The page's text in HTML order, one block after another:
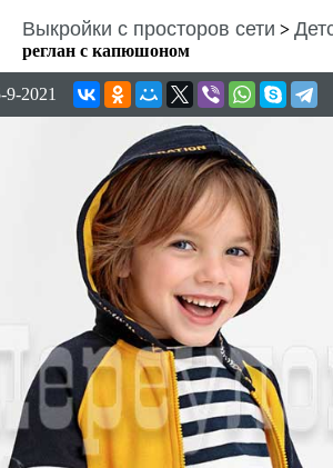
Выкройки с просторов сети >
реглан с капюшоном
9-2021